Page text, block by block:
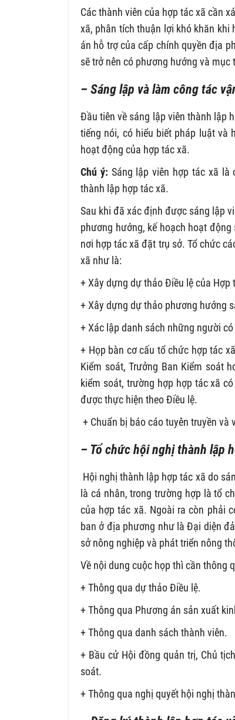
Các thành viên của hợp tác xã cần
xã, phân tích thuận lợi khó khăn
án hỗ trợ của cấp chính quyền địa
sẽ trở nên có phương hướng và mục
– Sáng lập và làm công tác
Đầu tiên về sáng lập viên thành lập
tiếng nói, có hiểu biết pháp luật và
hoạt động của hợp tác xã.
Chú ý: Sáng lập viên hợp tác xã
thành lập hợp tác xã.
Sau khi đã xác định được sáng lập
phương hướng, kế hoạch hoạt
nơi hợp tác xã đặt trụ sở. Tổ chức
xã như là:
+ Xây dựng dự thảo Điều lệ của Hợp
+ Xây dựng dự thảo phương hướng
+ Xác lập danh sách những người
+ Họp bàn cơ cấu tổ chức hợp tác
Kiểm soát, Trưởng Ban Kiểm soát
kiểm soát, trường hợp hợp tác xã
được thực hiện theo Điều lệ.
+ Chuẩn bị báo cáo tuyên truyền
– Tổ chức hội nghị thành lập
Hội nghị thành lập hợp tác xã do
là cá nhân, trong trường hợp là tổ
của hợp tác xã. Ngoài ra còn phải
ban ở địa phương như là Đại diện
sở nông nghiệp và phát triển nông
Về nội dung cuộc họp thì cần thông
+ Thông qua dự thảo Điều lệ.
+ Thông qua Phương án sản xuất
+ Thông qua danh sách thành viên.
+ Bầu cử Hội đồng quản trị, Chủ
soát.
+ Thông qua nghị quyết hội nghị